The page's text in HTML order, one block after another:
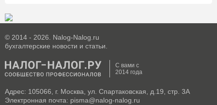
© 2014 - 2026. Nalog-Nalog.ru
бухгалтерские новости и статьи.
С вами с
2014 года
Адрес: 105066, г. Москва, ул. Спартаковская, д.19, стр. 3А
Электронная почта: pisma@nalog-nalog.ru